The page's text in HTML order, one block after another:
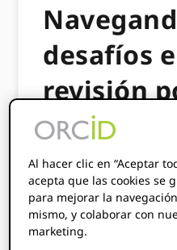
desafíos
revisión
Al hacer clic en “Aceptar
acepta que las cookies se
para mejorar la
mismo, y colaborar con
marketing.